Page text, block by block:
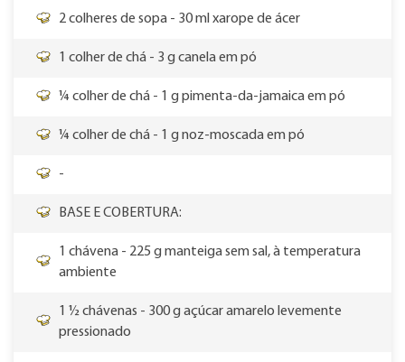
2 colheres de sopa - 30 ml xarope de ácer
1 colher de chá - 3 g canela em pó
¼ colher de chá - 1 g pimenta-da-jamaica em pó
¼ colher de chá - 1 g noz-moscada em pó
-
BASE E COBERTURA:
1 chávena - 225 g manteiga sem sal, à temperatura
ambiente
1 ½ chávenas - 300 g açúcar amarelo levemente
pressionado